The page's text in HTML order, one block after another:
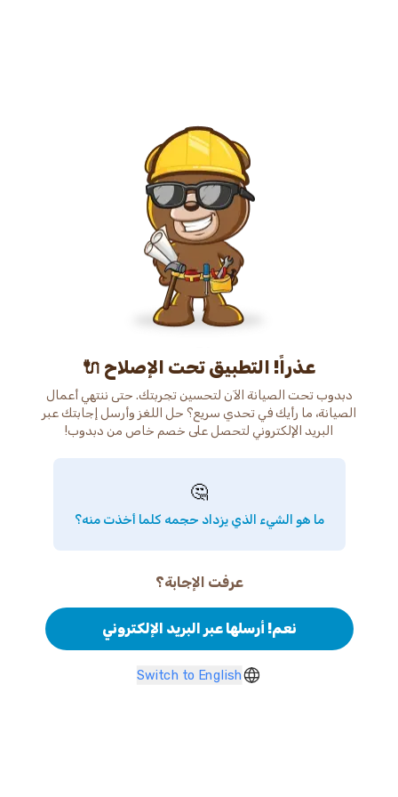
عذراً! التطبيق تحت الإصلاح 🔌
دبدوب تحت الصيانة الآن لتحسين تجربتك. حتى ننتهي أعمال
الصيانة، ما رأيك في تحدي سريع؟ حل اللغز وأرسل إجابتك عبر
البريد الإلكتروني لتحصل على خصم خاص من دبدوب!
🤔
ما هو الشيء الذي يزداد حجمه كلما أخذت منه؟
عرفت الإجابة؟
نعم! أرسلها عبر البريد الإلكتروني
Switch to English